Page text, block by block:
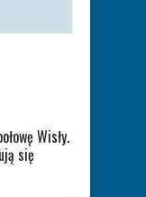
Wisły.
się